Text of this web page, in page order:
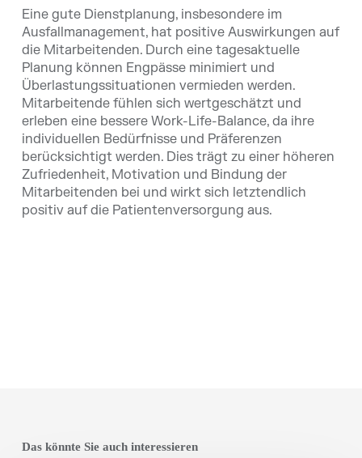
Eine gute Dienstplanung, insbesondere im
Ausfallmanagement, hat positive Auswirkungen auf
die Mitarbeitenden. Durch eine tagesaktuelle
Planung können Engpässe minimiert und
Überlastungssituationen vermieden werden.
Mitarbeitende fühlen sich wertgeschätzt und
erleben eine bessere Work-Life-Balance, da ihre
individuellen Bedürfnisse und Präferenzen
berücksichtigt werden. Dies trägt zu einer höheren
Zufriedenheit, Motivation und Bindung der
Mitarbeitenden bei und wirkt sich letztendlich
positiv auf die Patientenversorgung aus.
Das könnte Sie auch interessieren